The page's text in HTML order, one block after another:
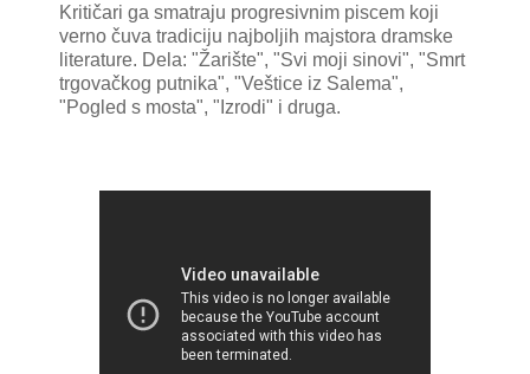
Kritičari ga smatraju progresivnim piscem koji
verno čuva tradiciju najboljih majstora dramske
literature. Dela: "Žarište", "Svi moji sinovi", "Smrt
trgovačkog putnika", "Veštice iz Salema",
"Pogled s mosta", "Izrodi" i druga.